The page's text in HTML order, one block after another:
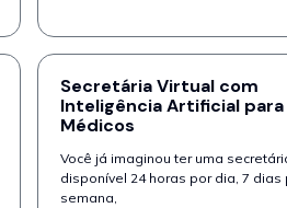
Secretária Virtual com
Inteligência Artificial para
Médicos
Você já imaginou ter uma
disponível 24 horas por dia, 7 dias
semana,